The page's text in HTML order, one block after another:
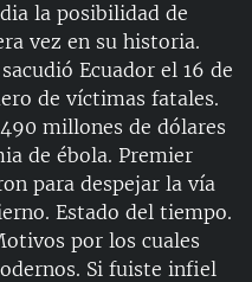
la posibilidad de
vez en su historia.
Ecuador el 16 de
de víctimas fatales.
millones de dólares
de ébola. Premier
para despejar la vía
Estado del tiempo.
por los cuales
Si fuiste infiel